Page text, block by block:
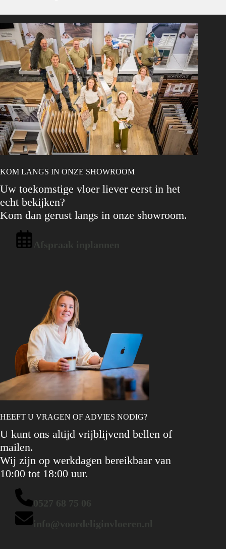
KOM LANGS IN ONZE SHOWROOM
Uw toekomstige vloer liever eerst in het
echt bekijken?
Kom dan gerust langs in onze showroom.
Afspraak inplannen
HEEFT U VRAGEN OF ADVIES NODIG?
U kunt ons altijd vrijblijvend bellen of
mailen.
Wij zijn op werkdagen bereikbaar van
10:00 tot 18:00 uur.
0527 68 75 06
info@voordeliginvloeren.nl